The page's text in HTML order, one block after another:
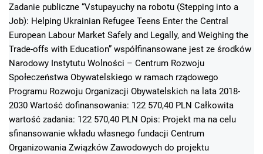
Zadanie publiczne “Vstupayuchy na robotu (Stepping into a
Job): Helping Ukrainian Refugee Teens Enter the Central
European Labour Market Safely and Legally, and Weighing the
Trade-offs with Education” współfinansowane jest ze środków
Narodowy Instytutu Wolności – Centrum Rozwoju
Społeczeństwa Obywatelskiego w ramach rządowego
Programu Rozwoju Organizacji Obywatelskich na lata 2018-
2030 Wartość dofinansowania: 122 570,40 PLN Całkowita
wartość zadania: 122 570,40 PLN Opis: Projekt ma na celu
sfinansowanie wkładu własnego fundacji Centrum
Organizowania Związków Zawodowych do projektu